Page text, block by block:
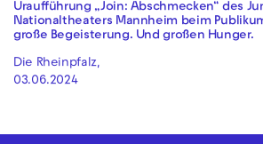
Uraufführung „Join: Abschmecken“ des
Nationaltheaters Mannheim beim
große Begeisterung. Und großen Hunger.
Die Rheinpfalz,
03.06.2024